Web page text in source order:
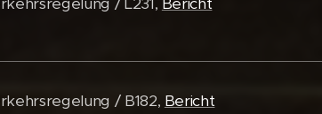
/ B182, Bericht